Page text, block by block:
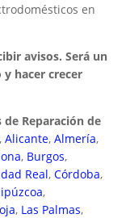
en
avisos. Será un
hacer crecer
Reparación de
, Alicante, Almería,
, Burgos,
Real, Córdoba,
,
, Las Palmas,